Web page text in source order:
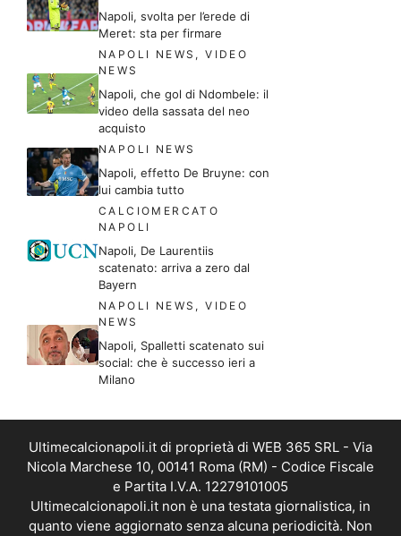
Napoli, svolta per l’erede di
Meret: sta per firmare
NAPOLI NEWS ,VIDEO
NEWS
Napoli, che gol di Ndombele: il
video della sassata del neo
acquisto
NAPOLI NEWS
Napoli, effetto De Bruyne: con
lui cambia tutto
CALCIOMERCATO
NAPOLI
Napoli, De Laurentiis
scatenato: arriva a zero dal
Bayern
NAPOLI NEWS ,VIDEO
NEWS
Napoli, Spalletti scatenato sui
social: che è successo ieri a
Milano
Ultimecalcionapoli.it di proprietà di WEB 365 SRL - Via
Nicola Marchese 10, 00141 Roma (RM) - Codice Fiscale
e Partita I.V.A. 12279101005
Ultimecalcionapoli.it non è una testata giornalistica, in
quanto viene aggiornato senza alcuna periodicità. Non